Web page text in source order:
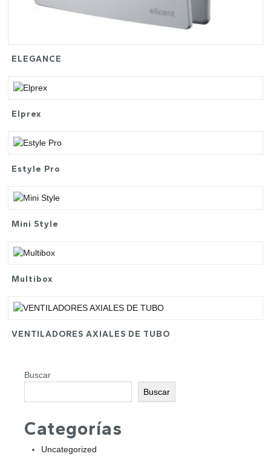
ELEGANCE
Elprex
Estyle Pro
Mini Style
Multibox
VENTILADORES AXIALES DE TUBO
Buscar
Buscar
Categorías
Uncategorized